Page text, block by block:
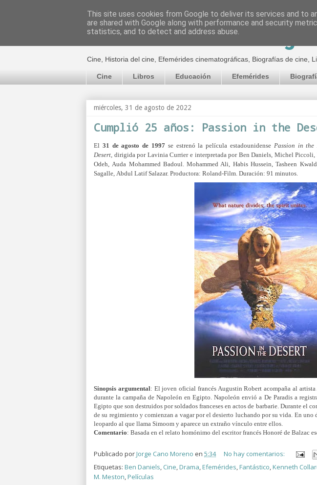
El cultural
Cine, Historia del cine, Efemérides cinematográficas, Biografías de cine,
Cine Libros Educación Efemérides
miércoles, 31 de agosto de 2022
Cumplió 25 años: Passion in the
El 31 de agosto de 1997 se estrenó la película estadounidense Passion in the
Desert dirigida por Lavinia Currier e interpretada por Ben Daniels, Michel Piccoli,
Odeh, Auda Mohammed Badoul.Mohammed Ali, Habis Hussein,Tasheen
Sagalle, Abdul Latif Salazar. Productora: Roland-Film. Duración: 91 minutos.
Sinopsis argumental: El joven oficial francés Augustin Robert acompaña al
durante la campaña de Napoleón en Egipto. Napoleón envió a De Paradis a
Egipto que son destruidos por soldados franceses en actos de barbarie. Durante el
de su regimiento y comienzan a vagar por el desierto luchando por su vida. En uno
leopardo al que llama Simoom y aparece un extraño vínculo entre ellos.
Comentario: Basada en el relato homónimo del escritor francés Honoré de Balzac
Publicado porJorge Cano Moreno en 5:34
No hay comentarios:
Etiquetas: Ben Daniels, Cine,Drama,Efemérides,Fantástico,Kenneth
M. Meston,Películas
This site uses cookies from Google to deliver its services and to
are shared with Google along with performance and security
statistics, and to detect and address abuse.